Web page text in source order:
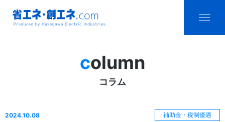
Produced by
Electric
column
コラム
2024.10.08 補助金・税制優遇